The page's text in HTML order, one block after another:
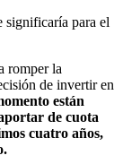
significaría para el
romper la
de invertir en
están
de cuota
cuatro años,